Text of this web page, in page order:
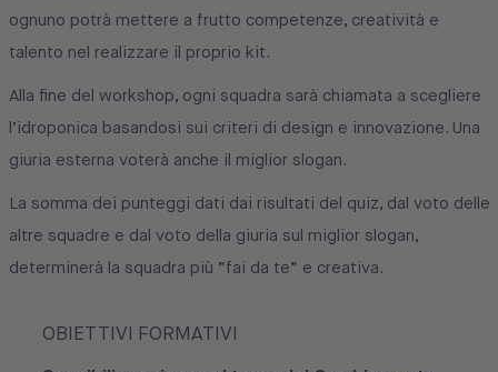
ognuno potrà mettere a frutto competenze, creatività e
talento nel realizzare il proprio kit.
Alla fine del workshop, ogni squadra sarà chiamata a scegliere
l’idroponica basandosi sui criteri di design e innovazione. Una
giuria esterna voterà anche il miglior slogan.
La somma dei punteggi dati dai risultati del quiz, dal voto delle
altre squadre e dal voto della giuria sul miglior slogan,
determinerà la squadra più “fai da te” e creativa.
OBIETTIVI FORMATIVI